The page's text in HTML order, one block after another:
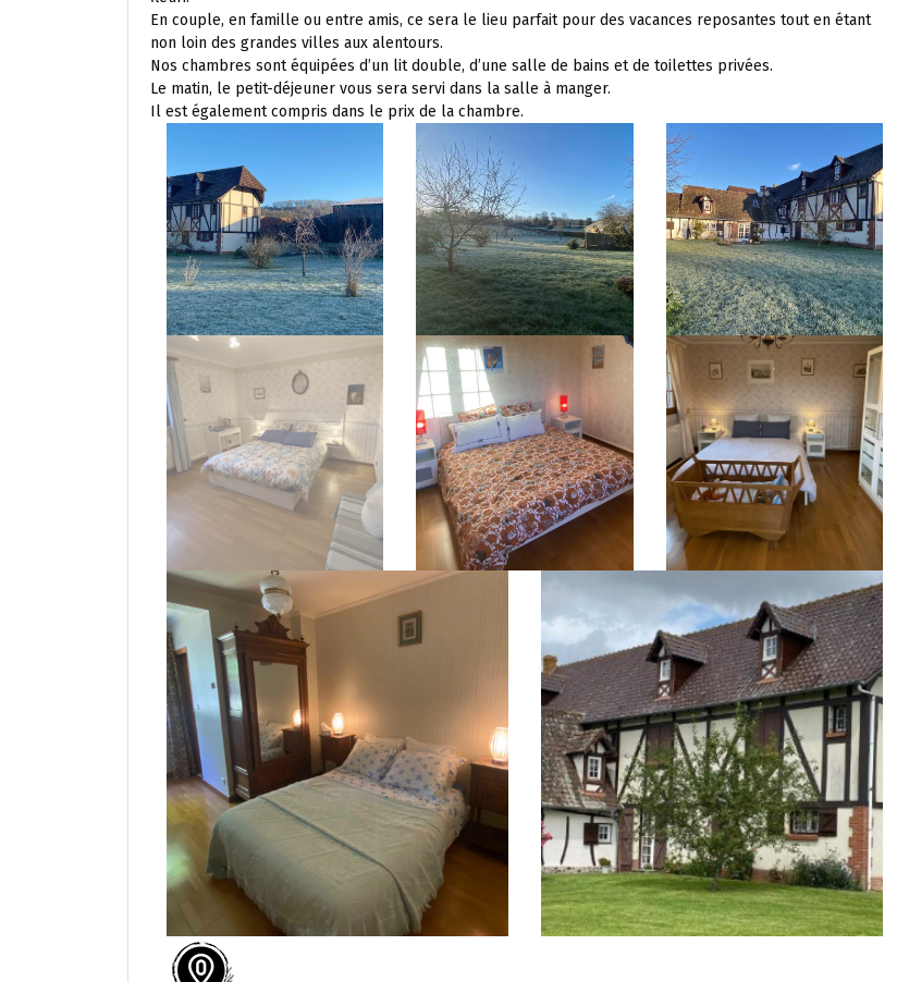
En couple, en famille ou entre amis, ce sera le lieu parfait pour des vacances reposantes tout en étant
non loin des grandes villes aux alentours.
Nos chambres sont équipées d’un lit double, d’une salle de bains et de toilettes privées.
Le matin, le petit-déjeuner vous sera servi dans la salle à manger.
Il est également compris dans le prix de la chambre.